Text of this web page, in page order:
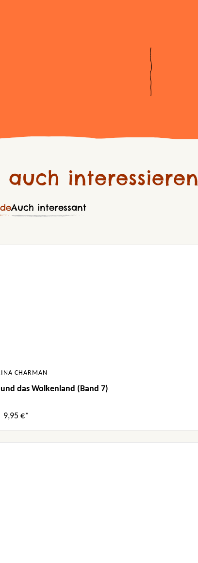
interessieren
Auch interessant
CHARMAN
das Wolkenland (Band 7)
9,95 €*